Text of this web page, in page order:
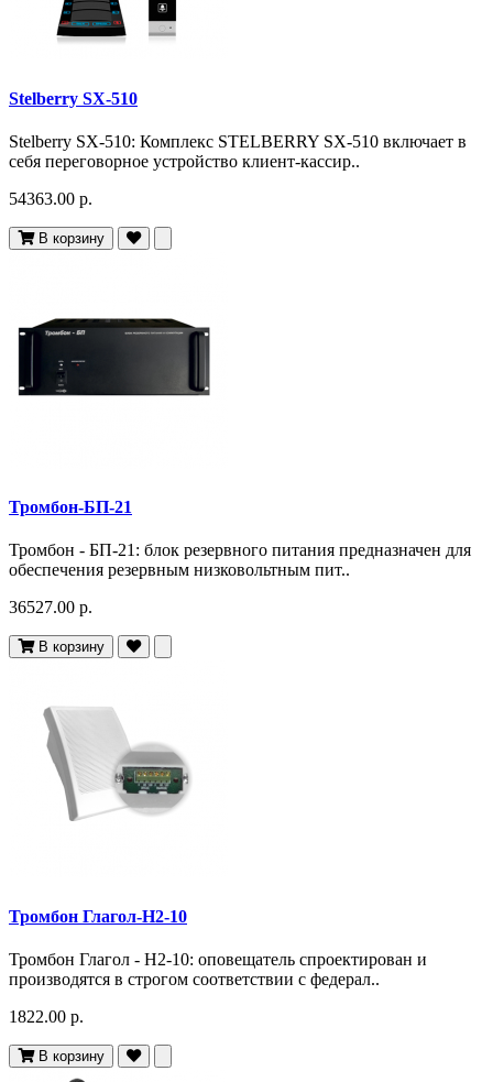
Stelberry SX-510
Stelberry SX-510: Комплекс STELBERRY SX-510 включает в
себя переговорное устройство клиент-кассир..
54363.00 р.
В корзину
Тромбон-БП-21
Тромбон - БП-21: блок резервного питания предназначен для
обеспечения резервным низковольтным пит..
36527.00 р.
В корзину
Тромбон Глагол-Н2-10
Тромбон Глагол - Н2-10: оповещатель спроектирован и
производятся в строгом соответствии с федерал..
1822.00 р.
В корзину